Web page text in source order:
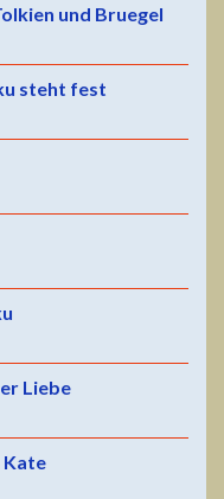
und Bruegel
steht fest
Liebe
Kate